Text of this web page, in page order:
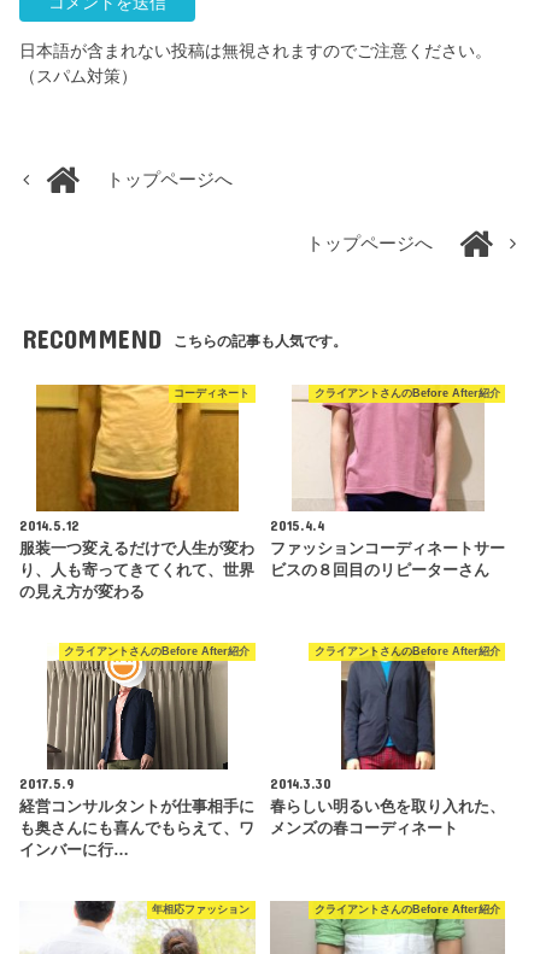
日本語が含まれない投稿は無視されますのでご注意ください。
（スパム対策）
トップページへ
トップページへ
RECOMMEND こちらの記事も人気です。
コーディネート
2014.5.12
服装一つ変えるだけで人生が変わ
り、人も寄ってきてくれて、世界
の見え方が変わる
クライアントさんのBefore After紹介
2015.4.4
ファッションコーディネートサー
ビスの８回目のリピーターさん
クライアントさんのBefore After紹介
2017.5.9
経営コンサルタントが仕事相手に
も奥さんにも喜んでもらえて、ワ
インバーに行…
クライアントさんのBefore After紹介
2014.3.30
春らしい明るい色を取り入れた、
メンズの春コーディネート
年相応ファッション クライアントさんのBefore After紹介